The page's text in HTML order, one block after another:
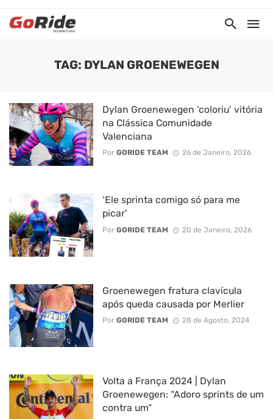
TAG: DYLAN GROENEWEGEN
Dylan Groenewegen ‘coloriu’ vitória
na Clássica Comunidade
Valenciana
Por GORIDE TEAM 26 de Janeiro, 2026
‘Ele sprinta comigo só para me
picar’
Por GORIDE TEAM 20 de Janeiro, 2026
Groenewegen fratura clavícula
após queda causada por Merlier
Por GORIDE TEAM 28 de Agosto, 2024
Volta a França 2024 | Dylan
Groenewegen: “Adoro sprints de um
contra um”